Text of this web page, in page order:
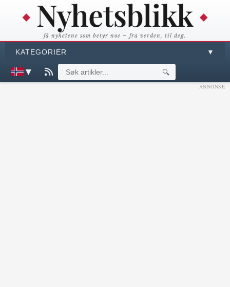
få nyhetene som betyr noe – fra verden, til deg.
KATEGORIER ▼
▼ 🔍
ANNONSE